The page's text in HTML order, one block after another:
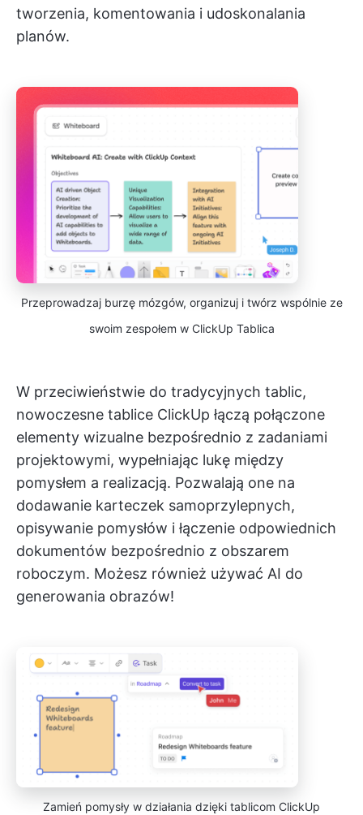
tworzenia, komentowania i udoskonalania
planów.
Przeprowadzaj burzę mózgów, organizuj i twórz wspólnie ze
swoim zespołem w ClickUp Tablica
W przeciwieństwie do tradycyjnych tablic,
nowoczesne tablice ClickUp łączą połączone
elementy wizualne bezpośrednio z zadaniami
projektowymi, wypełniając lukę między
pomysłem a realizacją. Pozwalają one na
dodawanie karteczek samoprzylepnych,
opisywanie pomysłów i łączenie odpowiednich
dokumentów bezpośrednio z obszarem
roboczym. Możesz również używać AI do
generowania obrazów!
Zamień pomysły w działania dzięki tablicom ClickUp